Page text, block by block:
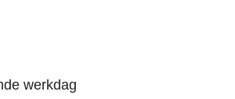
werkdag